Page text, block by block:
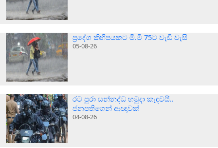
ප්‍රදේශ කිහිපයකට මි.මී 75ට වැඩි වැසි
05-08-26
රට පුරා සන්නද්ධ හමුදා කැඳවයි..
ජනපතිගෙන් ආඥාවක්
04-08-26